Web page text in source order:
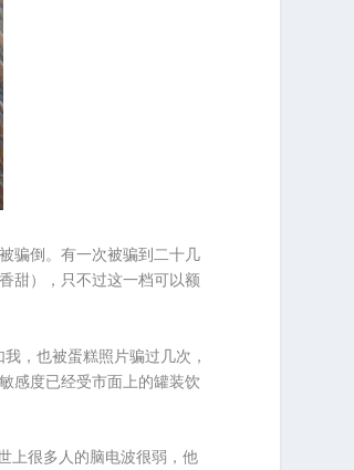
骗倒。有一次被骗到二十几
甜），只不过这一档可以额
，也被蛋糕照片骗过几次，
感度已经受市面上的罐装饮
上很多人的脑电波很弱，他